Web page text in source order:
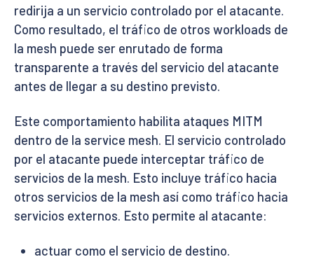
redirija a un servicio controlado por el atacante.
Como resultado, el tráfico de otros workloads de
la mesh puede ser enrutado de forma
transparente a través del servicio del atacante
antes de llegar a su destino previsto.
Este comportamiento habilita ataques MITM
dentro de la service mesh. El servicio controlado
por el atacante puede interceptar tráfico de
servicios de la mesh. Esto incluye tráfico hacia
otros servicios de la mesh así como tráfico hacia
servicios externos. Esto permite al atacante:
actuar como el servicio de destino.